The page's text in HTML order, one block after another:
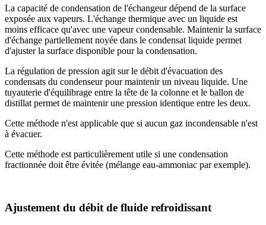
La capacité de condensation de l'échangeur dépend de la surface
exposée aux vapeurs. L'échange thermique avec un liquide est
moins efficace qu'avec une vapeur condensable. Maintenir la surface
d'échange partiellement noyée dans le condensat liquide permet
d'ajuster la surface disponible pour la condensation.
La régulation de pression agit sur le débit d'évacuation des
condensats du condenseur pour maintenir un niveau liquide. Une
tuyauterie d'équilibrage entre la tête de la colonne et le ballon de
distillat permet de maintenir une pression identique entre les deux.
Cette méthode n'est applicable que si aucun gaz incondensable n'est
à évacuer.
Cette méthode est particulièrement utile si une condensation
fractionnée doit être évitée (mélange eau-ammoniac par exemple).
Ajustement du débit de fluide refroidissant